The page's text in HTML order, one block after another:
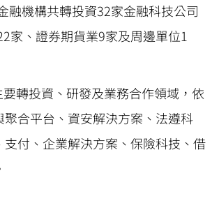
融機構共轉投資32家金融科技公司
家、證券期貨業9家及周邊單位1
轉投資、研發及業務合作領域，依
聚合平台、資安解決方案、法遵科
支付、企業解決方案、保險科技、借